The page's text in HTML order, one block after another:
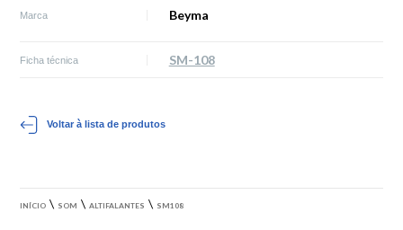
Marca Beyma
Ficha técnica SM-108
Voltar à lista de produtos
INÍCIO \ SOM \ ALTIFALANTES \ SM108